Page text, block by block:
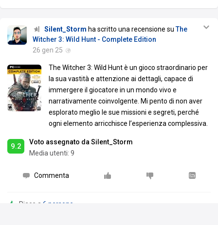
Silent_Storm ha scritto una recensione suThe
Witcher 3: Wild Hunt - Complete Edition
26 gen 25
The Witcher 3: Wild Hunt è un gioco straordinario per
la sua vastità e attenzione ai dettagli, capace di
immergere il giocatore in un mondo vivo e
narrativamente coinvolgente. Mi pento di non aver
esplorato meglio le sue missioni e segreti, perché
ogni elemento arricchisce l’esperienza complessiva.
9.2
Voto assegnato da Silent_Storm
Media utenti: 9
Commenta
Piace a 6 persone